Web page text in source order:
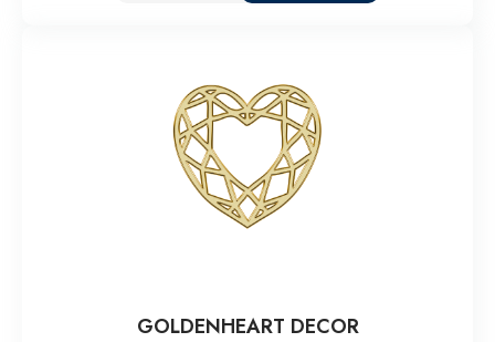
GOLDENHEART DECOR